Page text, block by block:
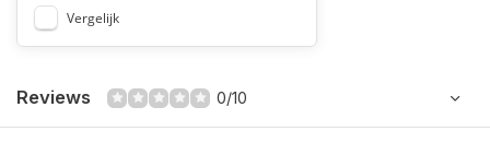
Vergelijk
Reviews 0/10